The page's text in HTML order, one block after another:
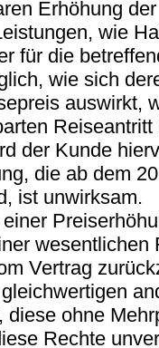
Erhöhung
wie
für die
wie sich
auswirkt,
der Kunde
die ab dem
ist unwirksam.
Vertrag
diese ohne
Rechte